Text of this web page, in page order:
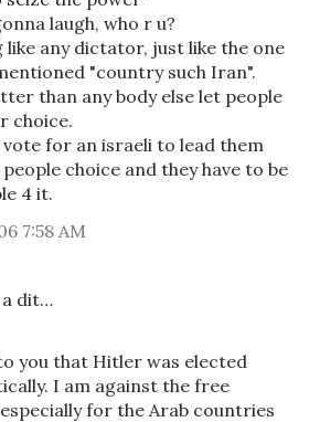
laugh, who r u?
like any dictator, just like the one
"country such Iran".
than any body else let people
choice.
vote for an israeli to lead them
choice and they have to be
4 it.
7:58 AM
a dit…
you that Hitler was elected
I am against the free
for the Arab countries